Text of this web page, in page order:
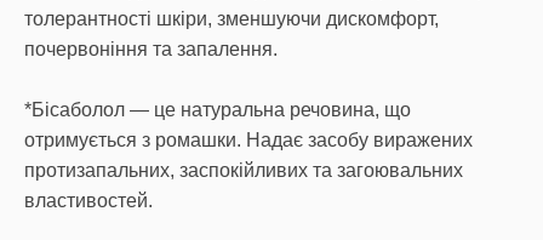
толерантності шкіри, зменшуючи дискомфорт,
почервоніння та запалення.
*Бісаболол — це натуральна речовина, що
отримується з ромашки. Надає засобу виражених
протизапальних, заспокійливих та загоювальних
властивостей.